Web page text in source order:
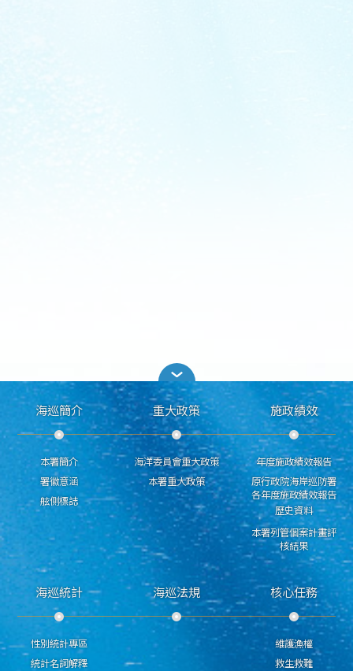
海巡簡介
本署簡介
署徽意涵
舷側標誌
重大政策
海洋委員會重大政策
本署重大政策
施政績效
年度施政績效報告
原行政院海岸巡防署
各年度施政績效報告
歷史資料
本署列管個案計畫評
核結果
海巡統計
性別統計專區
統計名詞解釋
海巡法規 核心任務
維護漁權
救生救難